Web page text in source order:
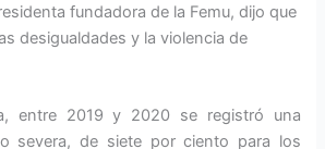
fundadora de la Femu, dijo que
desigualdades y la violencia de
entre 2019 y 2020 se registró una
severa, de siete por ciento para los